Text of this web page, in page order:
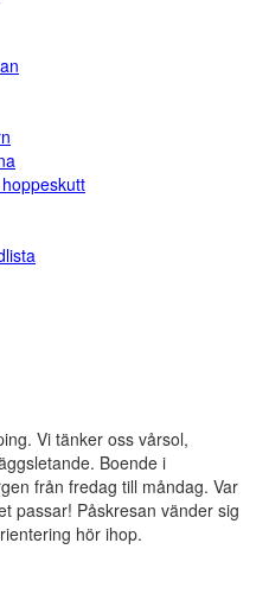
Vi tänker oss vårsol,
Boende i
från fredag till måndag. Var
passar! Påskresan vänder sig
hör ihop.